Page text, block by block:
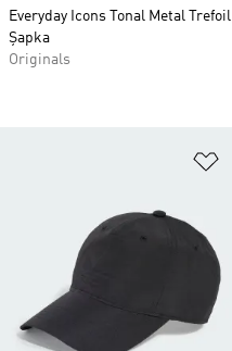
Everyday Icons Tonal Metal Trefoil
Şapka
Originals